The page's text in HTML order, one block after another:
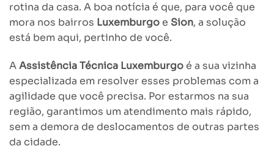
rotina da casa. A boa notícia é que, para você que
mora nos bairros Luxemburgoe Sion, a solução
está bem aqui, pertinho de você.
AAssistência Técnica Luxemburgoé a sua vizinha
especializada em resolver esses problemas com a
agilidade que você precisa. Por estarmos na sua
região, garantimos um atendimento mais rápido,
sem a demora de deslocamentos de outras partes
da cidade.